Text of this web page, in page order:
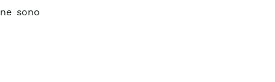
sono